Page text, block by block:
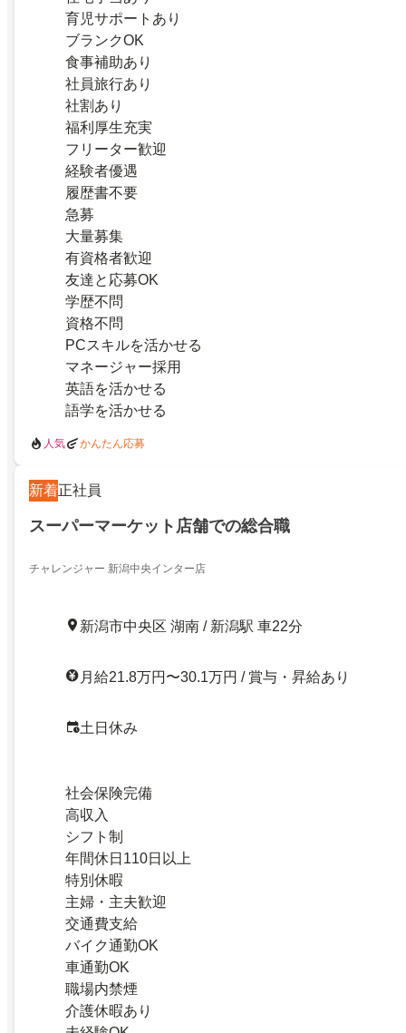
育児サポートあり
ブランクOK
食事補助あり
社員旅行あり
社割あり
福利厚生充実
フリーター歓迎
経験者優遇
履歴書不要
急募
大量募集
有資格者歓迎
友達と応募OK
学歴不問
資格不問
PCスキルを活かせる
マネージャー採用
英語を活かせる
語学を活かせる
人気 かんたん応募
新着正社員
スーパーマーケット店舗での総合職
チャレンジャー 新潟中央インター店
新潟市中央区 湖南 / 新潟駅 車22分
月給21.8万円〜30.1万円 / 賞与・昇給あり
土日休み
社会保険完備
高収入
シフト制
年間休日110日以上
特別休暇
主婦・主夫歓迎
交通費支給
バイク通勤OK
車通勤OK
職場内禁煙
介護休暇あり